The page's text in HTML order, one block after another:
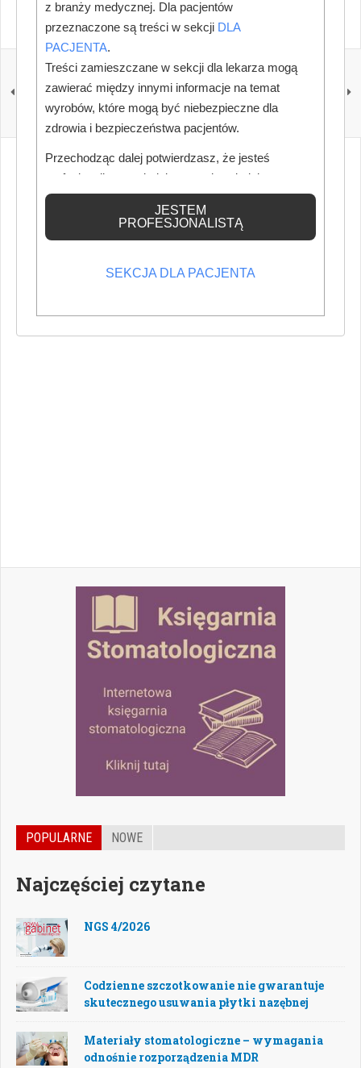
POPRZEDNI
aparat ortodontyczny
pacjentowi, który go
zniszczył?
NASTĘPNY
Czy lekarz nie
posiadający specjalizacji
w dziedzinie ortodoncji,
lecząc pacjenta w tym
przestępstwo?
POPULARNE NOWE
Najczęściej czytane
NGS 4/2026
Codzienne szczotkowanie nie gwarantuje
skutecznego usuwania płytki nazębnej
Materiały stomatologiczne – wymagania
odnośnie rozporządzenia MDR
z branży medycznej. Dla pacjentów
przeznaczone są treści w sekcji DLA
PACJENTA.
Treści zamieszczane w sekcji dla lekarza mogą
zawierać między innymi informacje na temat
wyrobów, które mogą być niebezpieczne dla
zdrowia i bezpieczeństwa pacjentów.
Przechodząc dalej potwierdzasz, że jesteś
profesjonalistą posiadającym odpowiednią
wiedzę medyczną.
JESTEM
PROFESJONALISTĄ
SEKCJA DLA PACJENTA